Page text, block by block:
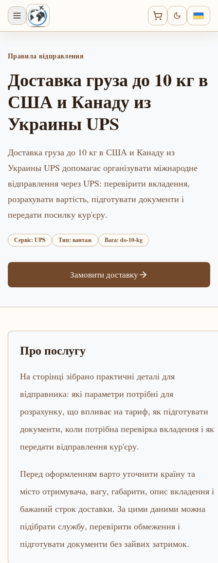
Правила відправлення
Доставка груза до 10 кг в
США и Канаду из
Украины UPS
Доставка груза до 10 кг в США и Канаду из
Украины UPS допомагає організувати міжнародне
відправлення через UPS: перевірити вкладення,
розрахувати вартість, підготувати документи і
передати посилку кур'єру.
Сервіс: UPS Тип: вантаж Вага: do-10-kg
Замовити доставку
Про послугу
На сторінці зібрано практичні деталі для
відправника: які параметри потрібні для
розрахунку, що впливає на тариф, як підготувати
документи, коли потрібна перевірка вкладення і як
передати відправлення кур'єру.
Перед оформленням варто уточнити країну та
місто отримувача, вагу, габарити, опис вкладення і
бажаний строк доставки. За цими даними можна
підібрати службу, перевірити обмеження і
підготувати документи без зайвих затримок.